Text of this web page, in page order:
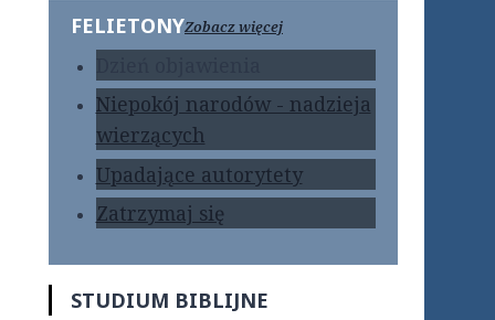
FELIETONYZobacz więcej
Niepokój narodów - nadzieja
wierzących
Upadające autorytety
Zatrzymaj się
STUDIUM BIBLIJNE